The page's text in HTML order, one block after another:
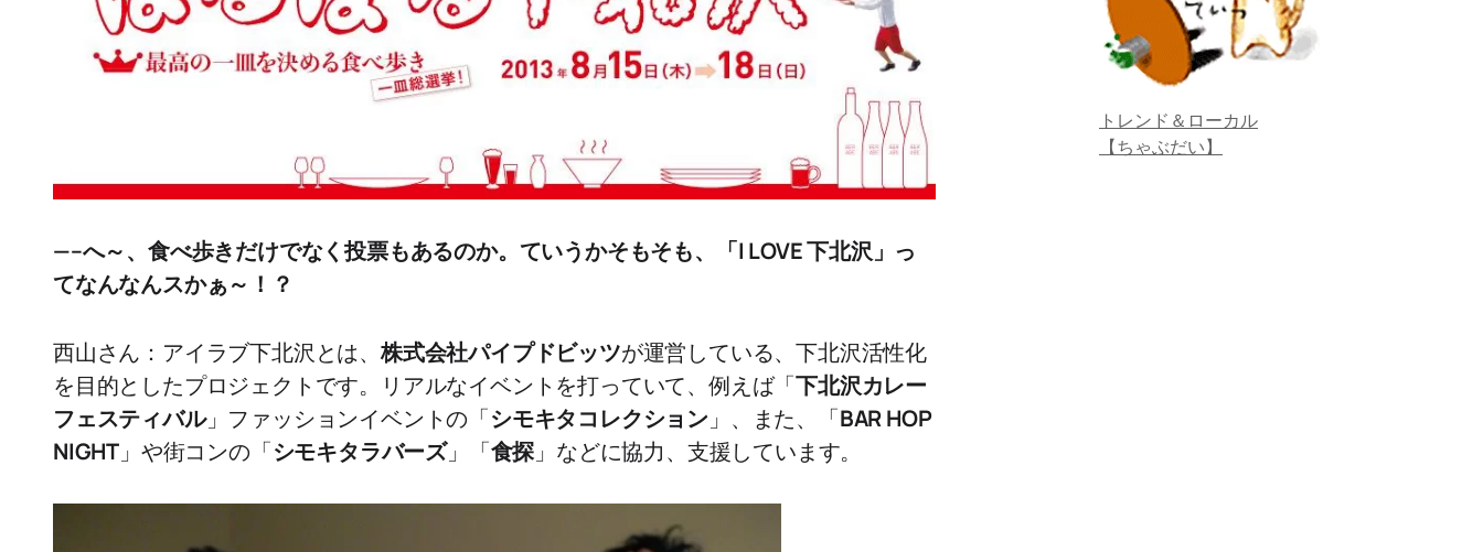
—–へ～、食べ歩きだけでなく投票もあるのか。ていうかそもそも、「I LOVE 下北沢」っ
てなんなんスかぁ～！？
西山さん：アイラブ下北沢とは、株式会社パイプドビッツが運営している、下北沢活性化
を目的としたプロジェクトです。リアルなイベントを打っていて、例えば「下北沢カレー
フェスティバル」ファッションイベントの「シモキタコレクション 」、また、「BAR HOP
NIGHT 」や街コンの「シモキタラバーズ」「食探 」などに協力、支援しています。
トレンド＆ローカル
【ちゃぶだい】